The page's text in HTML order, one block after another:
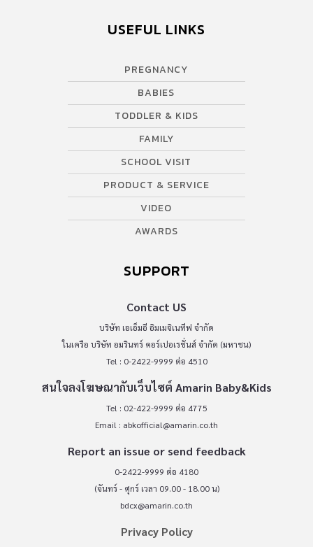
USEFUL LINKS
PREGNANCY
BABIES
TODDLER & KIDS
FAMILY
SCHOOL VISIT
PRODUCT & SERVICE
VIDEO
AWARDS
SUPPORT
Contact US
บริษัท เอเอ็มอี อิมเมจิเนทีฟ จำกัด
ในเครือ บริษัท อมรินทร์ คอร์เปอเรชั่นส์ จำกัด (มหาชน)
Tel : 0-2422-9999 ต่อ 4510
สนใจลงโฆษณากับเว็บไซต์ Amarin Baby&Kids
Tel : 02-422-9999 ต่อ 4775
Email : abkofficial@amarin.co.th
Report an issue or send feedback
0-2422-9999 ต่อ 4180
(จันทร์ - ศุกร์ เวลา 09.00 - 18.00 น)
bdcx@amarin.co.th
Privacy Policy